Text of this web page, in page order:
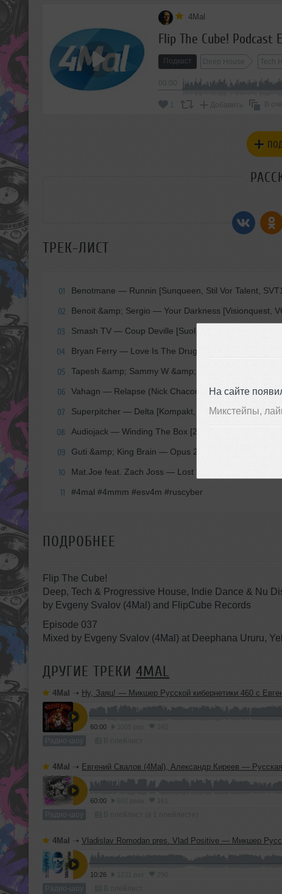
На сайте
Микстейпы,
4Mal
Flip The Cube! Podcast
Подкаст Deep House Tech
Добавить В
ТРЕК-ЛИСТ
01 Benotmane — Runnin [Sunqueen, Stil Vor Talent,
02 Benoit &amp; Sergio — Your Darkness [Visionquest,
03 Smash TV — Coup Deville [Suol, SUOLDAZE002]
04 Bryan Ferry — Love Is The Drug (Bastian Vilda Remix)
05 Tapesh &amp; Sammy W &amp; Alex E — Born Again
06 Vahagn — Relapse (Nick Chacona Remix) [Buzzin’
07 Superpitcher — Delta [Kompakt, KOMPAKTCD118]
08 Audiojack — Winding The Box [20:20 Vision, VIS256B]
09 Guti &amp; King Brain — Opus 2 [DFTD, DFTDS025]
10 Mat.Joe feat. Zach Joss — Lost Your Mind [Off,
11 #4mal #4mmm #esv4m #ruscyber
ПОДРОБНЕЕ
Flip The Cube!
Deep, Tech & Progressive House, Indie Dance & Nu
by Evgeny Svalov (4Mal) and FlipCube Records
Episode 037
Mixed by Evgeny Svalov (4Mal) at Deephana Ururu,
ДРУГИЕ ТРЕКИ 4MAL
4Mal ➝ Ну, Заяц! — Микшер Русской кибернетики 460 с Евгением Сваловым (4Mal) и Александром Киреевым
60:00
Радио-шоу
4Mal ➝ Евгений Свалов (4Mal), Александр Киреев — Русская кибернетика 725
60:00
Радио-шоу
4Mal ➝ Vladislav Romodan pres. Vlad Positive — Микшер Русской кибернетики 459, Part 2, с Евгением Сваловым (4Mal) и Александром
10:26
Радио-шоу